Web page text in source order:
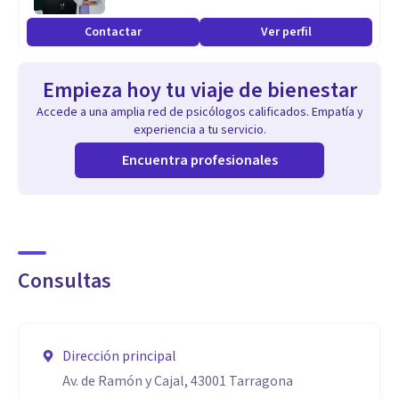
y pérdidas, relaciones tóxicas, adicción a las redes sociales,
trastornos alimentarios y problemas relacionados con la
Aptitudes
Ética y confidencialidad
Autenticidad profesional
Empatía y escucha activa
Habilidad de resolución de problemas
Contactar Ver perfil
Empieza hoy tu viaje de bienestar
Accede a una amplia red de psicólogos calificados. Empatía y
experiencia a tu servicio.
Encuentra profesionales
Consultas
Dirección principal
Av. de Ramón y Cajal, 43001 Tarragona